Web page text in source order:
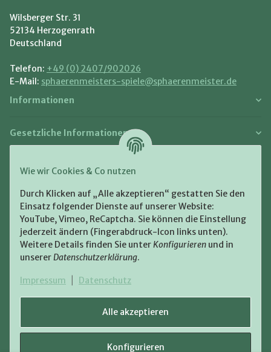
Alle akzeptieren
Konfigurieren
Wie wir Cookies & Co nutzen
Durch Klicken auf „Alle akzeptieren“ gestatten Sie den
Einsatz folgender Dienste auf unserer Website:
YouTube, Vimeo, ReCaptcha. Sie können die Einstellung
jederzeit ändern (Fingerabdruck-Icon links unten).
Weitere Details finden Sie unterKonfigurieren und in
unsererDatenschutzerklärung.
Impressum Datenschutz
Wilsberger Str. 31
52134 Herzogenrath
Deutschland
Telefon: +49 (0) 2407/902026
E-Mail: sphaerenmeisters-spiele@sphaerenmeister.de
Informationen
Gesetzliche Informationen
Zugestellt durch: